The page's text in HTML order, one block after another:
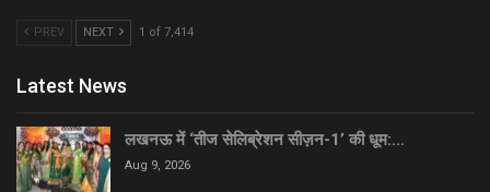
PREV NEXT 1 of 7,414
Latest News
लखनऊ में ‘तीज सेलिब्रेशन सीज़न-1’ की धूम:…
Aug 9, 2026